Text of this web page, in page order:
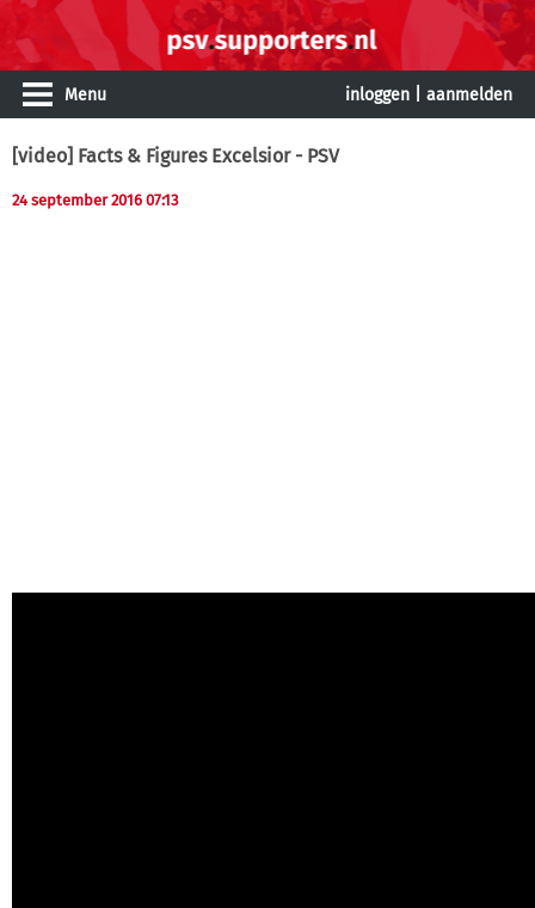
Menu inloggen aanmelden
[video] Facts & Figures Excelsior - PSV
24 september 2016 07:13